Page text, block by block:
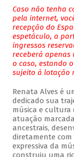
Caso não tenha
pela internet,
recepção do
espetáculo, a
ingressos
receberá
o caso, estando
sujeito à lotação
Renata Alves é
dedicado sua
música e cultura
atuação
ancestrais,
diretamente com
expressiva da